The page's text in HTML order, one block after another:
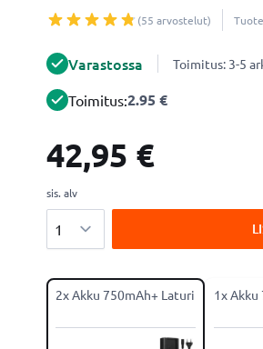
(55 arvostelut)
Varastossa Toimitus: 3-5
Toimitus:2.95 €
42,95 €
sis. alv
2x Akku 750mAh+ Laturi 1x Akku